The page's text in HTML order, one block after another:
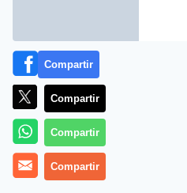
Compartir
Compartir
Compartir
Compartir